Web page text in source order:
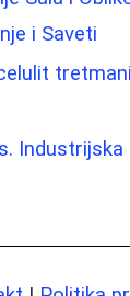
i Saveti